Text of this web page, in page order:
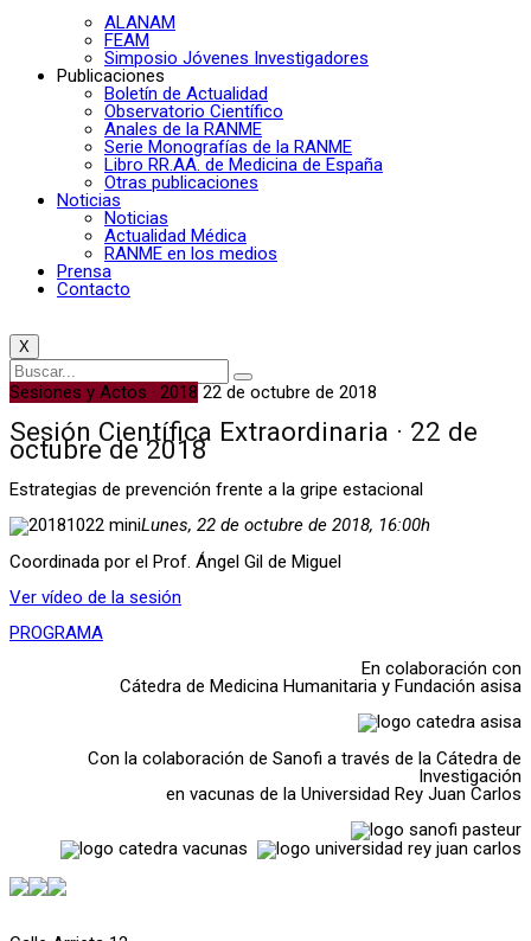
ALANAM
FEAM
Simposio Jóvenes Investigadores
Publicaciones
Boletín de Actualidad
Observatorio Científico
Anales de la RANME
Serie Monografías de la RANME
Libro RR.AA. de Medicina de España
Otras publicaciones
Noticias
Noticias
Actualidad Médica
RANME en los medios
Prensa
Contacto
X
Sesiones y Actos · 2018 22 de octubre de 2018
Sesión Científica Extraordinaria · 22 de
octubre de 2018
Estrategias de prevención frente a la gripe estacional
Lunes, 22 de octubre de 2018, 16:00h
Coordinada por el Prof. Ángel Gil de Miguel
Ver vídeo de la sesión
PROGRAMA
En colaboración con
Cátedra de Medicina Humanitaria y Fundación asisa
Con la colaboración de Sanofi a través de la Cátedra de
Investigación
en vacunas de la Universidad Rey Juan Carlos